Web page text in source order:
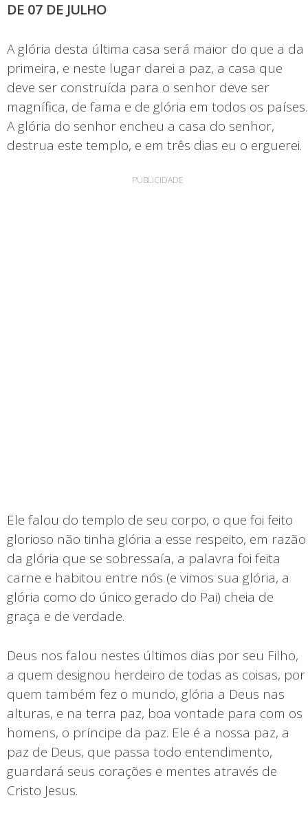
DE 07 DE JULHO
A glória desta última casa será maior do que a da
primeira, e neste lugar darei a paz, a casa que
deve ser construída para o senhor deve ser
magnífica, de fama e de glória em todos os países.
A glória do senhor encheu a casa do senhor,
destrua este templo, e em três dias eu o erguerei.
PUBLICIDADE
Ele falou do templo de seu corpo, o que foi feito
glorioso não tinha glória a esse respeito, em razão
da glória que se sobressaía, a palavra foi feita
carne e habitou entre nós (e vimos sua glória, a
glória como do único gerado do Pai) cheia de
graça e de verdade.
Deus nos falou nestes últimos dias por seu Filho,
a quem designou herdeiro de todas as coisas, por
quem também fez o mundo, glória a Deus nas
alturas, e na terra paz, boa vontade para com os
homens, o príncipe da paz. Ele é a nossa paz, a
paz de Deus, que passa todo entendimento,
guardará seus corações e mentes através de
Cristo Jesus.